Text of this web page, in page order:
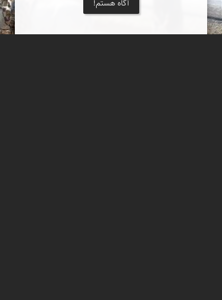
آگاه هستم!